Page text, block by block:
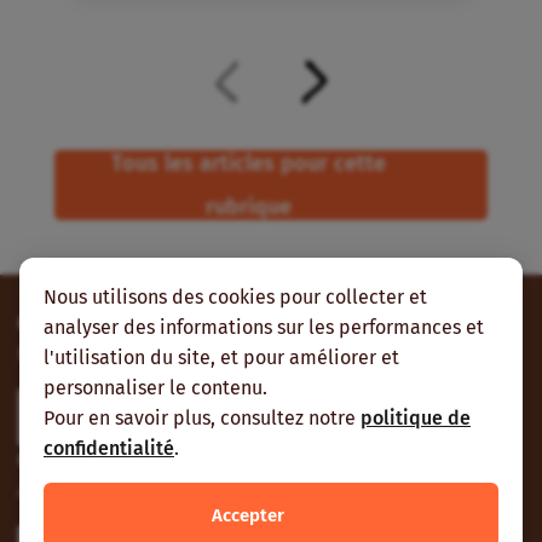
Nous utilisons des cookies pour collecter et
analyser des informations sur les performances et
l'utilisation du site, et pour améliorer et
personnaliser le contenu.
Pour en savoir plus, consultez notre politique de
confidentialité.
Accepter
Tous les articles pour cette
rubrique
Contribuez
Envoyez-nous vos contributions et vos suggestions.
Participer
Contactez-nous
À Nogent-sur-Marne, Ouagadougou ou Cotonou.